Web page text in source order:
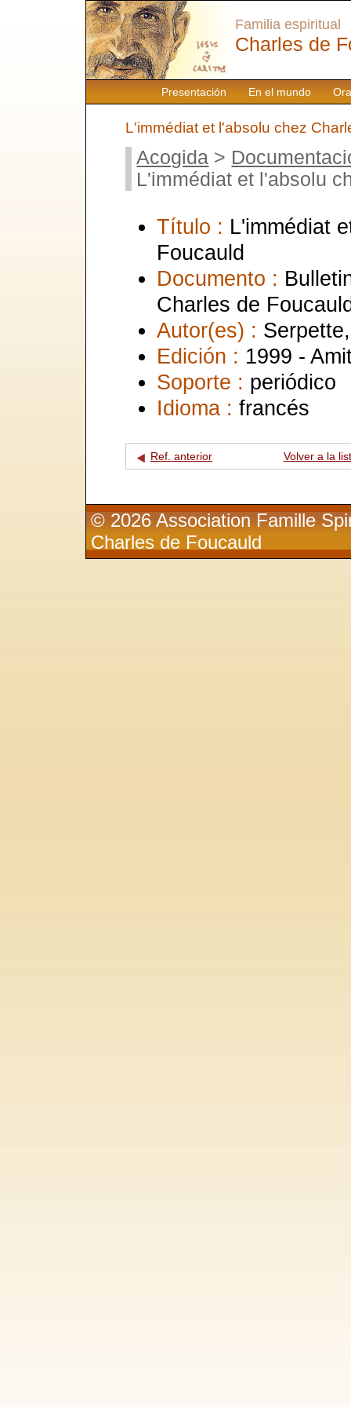
Presentación En el mundo
Familia espiritual
Charles de
L'immédiat et l'absolu chez
Acogida >
L'immédiat et l'absolu
Título : L'immédiat
Foucauld
Documento :
Charles de
Autor(es) :
Edición : 1999 -
Soporte : periódico
Idioma : francés
Ref. anterior Volver a la
© 2026 Association Famille
Charles de Foucauld